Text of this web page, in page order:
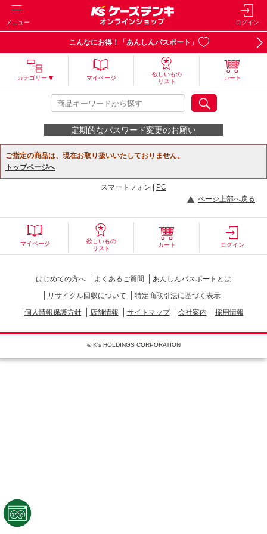
メニュー ログイン
こんなにお得！「あんしんパスポート」
カテゴリー マイページ
欲しいもの
リスト
カート
定期的なパスワード変更のお願い
ご指定の商品は、現在お取り扱いいたしておりません。
トップページへ
スマートフォン |
PC
ページ上部へ戻る
マイページ
欲しいもの
リスト
カート ログイン
はじめての方へ よくあるご質問
あんしんパスポートとは
リサイクル回収について
特定商取引法に基づく表示
個人情報保護方針
店舗情報 サイトマップ 会社案内 採用情報
© K's HOLDINGS CORPORATION